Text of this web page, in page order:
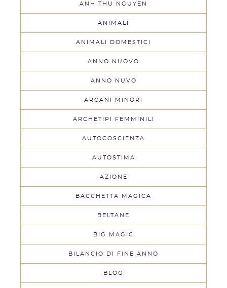
ANH THU NGUYEN
ANIMALI
ANIMALI DOMESTICI
ANNO NUOVO
ANNO NUVO
ARCANI MINORI
ARCHETIPI FEMMINILI
AUTOCOSCIENZA
AUTOSTIMA
AZIONE
BACCHETTA MAGICA
BELTANE
BIG MAGIC
BILANCIO DI FINE ANNO
BLOG